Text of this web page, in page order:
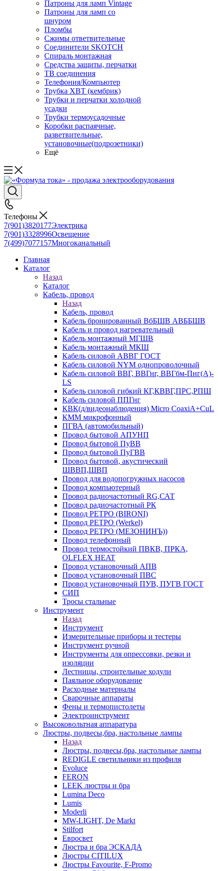
Патроны для ламп Vintage
Патроны для ламп со
шнуром
Пломбы
Сжимы ответвительные
Соединители SKOTCH
Спираль монтажная
Средства защиты, перчатки
ТВ соединения
Телефония/Компьютер
Трубка ХВТ (кембрик)
Трубки и перчатки холодной
усадки
Трубки термоусадочные
Коробки распаячные,
разветвительные,
установочные(подрозетники)
Ещё
Телефоны
7(901)3820177Электрика
7(901)3328996Освещение
7(499)7077157Многоканальный
Главная
Каталог
Назад
Каталог
Кабель, провод
Назад
Кабель, провод
Кабель бронированный ВбБШВ АВББШВ
Кабель и провод нагревательный
Кабель монтажный МГШВ
Кабель монтажный МКШ
Кабель силовой АВВГ ГОСТ
Кабель силовой NYM однопроволочный
Кабель силовой ВВГ, ВВГнг, ВВГбм-Пнг(А)-
LS
Кабель силовой гибкий КГ,КВВГ,ПРС,РПШ
Кабель силовой ППГнг
КВК(д/видеонаблюдения) Micro CoaxiA+CuL
КММ микрофонный
ПГВА (автомобильный)
Провод бытовой АПУНП
Провод бытовой ПуВВ
Провод бытовой ПуГВВ
Провод бытовой, акустический
ШВВП,ШВП
Провод для водопогружных насосов
Провод компьютерный
Провод радиочастотный RG,САТ
Провод радиочастотный РК
Провод РЕТРО (BIRONI)
Провод РЕТРО (Werkel)
Провод РЕТРО (МЕЗОНИНЪ))
Провод телефонный
Провод термостойкий ПВКВ, ПРКА,
OLFLEX HEAT
Провод установочный АПВ
Провод установочный ПВС
Провод установочный ПУВ, ПУГВ ГОСТ
СИП
Тросы стальные
Инструмент
Назад
Инструмент
Измерительные приборы и тестеры
Инструмент ручной
Инструменты для опрессовки, резки и
изоляции
Лестницы, строительные ходули
Паяльное оборудование
Расходные материалы
Сварочные аппараты
Фены и термопистолеты
Электроинструмент
Высоковольтная аппаратура
Люстры, подвесы,бра, настольные лампы
Назад
Люстры, подвесы,бра, настольные лампы
REDIGLE светильники из профиля
Evoluce
FERON
LEEK люстры и бра
Lumina Deco
Lumis
Moderli
MW-LIGHT, De Markt
Stilfort
Евросвет
Люстра и бра ЭСКАДА
Люстры CITILUX
Люстры Favourite, F-Promo